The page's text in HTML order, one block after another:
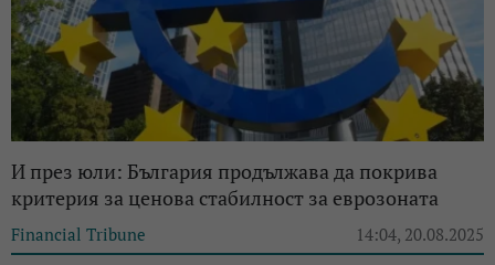
И през юли: България продължава да покрива
критерия за ценова стабилност за еврозоната
Financial Tribune 14:04, 20.08.2025